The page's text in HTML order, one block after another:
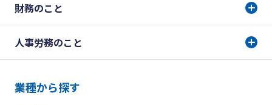
財務のこと
人事労務のこと
業種から探す